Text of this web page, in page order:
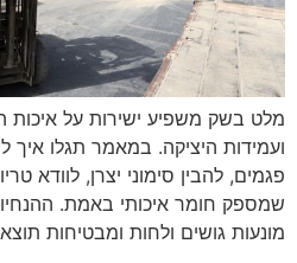
מלט בשק משפיע ישירות על איכות
ועמידות היציקה. במאמר תגלו איך
פגמים, להבין סימוני יצרן, לוודא
שמספק חומר איכותי באמת.
מונעות גושים ולחות ומבטיחות